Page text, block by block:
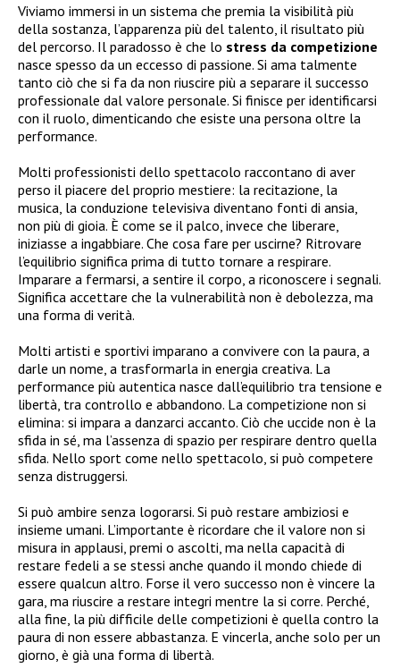
Viviamo immersi in un sistema che premia la visibilità più
della sostanza, l’apparenza più del talento, il risultato più
del percorso. Il paradosso è che lo stress da competizione
nasce spesso da un eccesso di passione. Si ama talmente
tanto ciò che si fa da non riuscire più a separare il successo
professionale dal valore personale. Si finisce per identificarsi
con il ruolo, dimenticando che esiste una persona oltre la
performance.
Molti professionisti dello spettacolo raccontano di aver
perso il piacere del proprio mestiere: la recitazione, la
musica, la conduzione televisiva diventano fonti di ansia,
non più di gioia. È come se il palco, invece che liberare,
iniziasse a ingabbiare. Che cosa fare per uscirne? Ritrovare
l’equilibrio significa prima di tutto tornare a respirare.
Imparare a fermarsi, a sentire il corpo, a riconoscere i segnali.
Significa accettare che la vulnerabilità non è debolezza, ma
una forma di verità.
Molti artisti e sportivi imparano a convivere con la paura, a
darle un nome, a trasformarla in energia creativa. La
performance più autentica nasce dall’equilibrio tra tensione e
libertà, tra controllo e abbandono. La competizione non si
elimina: si impara a danzarci accanto. Ciò che uccide non è la
sfida in sé, ma l’assenza di spazio per respirare dentro quella
sfida. Nello sport come nello spettacolo, si può competere
senza distruggersi.
Si può ambire senza logorarsi. Si può restare ambiziosi e
insieme umani. L’importante è ricordare che il valore non si
misura in applausi, premi o ascolti, ma nella capacità di
restare fedeli a se stessi anche quando il mondo chiede di
essere qualcun altro. Forse il vero successo non è vincere la
gara, ma riuscire a restare integri mentre la si corre. Perché,
alla fine, la più difficile delle competizioni è quella contro la
paura di non essere abbastanza. E vincerla, anche solo per un
giorno, è già una forma di libertà.